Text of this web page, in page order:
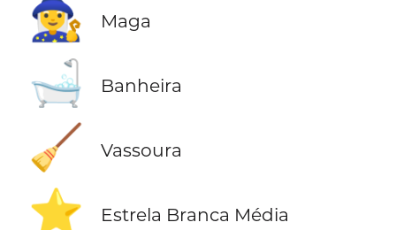
🧙‍♀️ Maga
🛁 Banheira
🧹 Vassoura
⭐ Estrela Branca Média